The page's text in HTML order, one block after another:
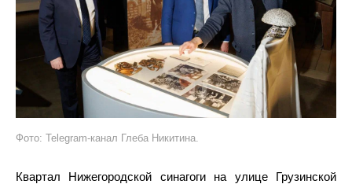
Фото: Telegram-канал Глеба Никитина.
Квартал Нижегородской синагоги на улице Грузинской